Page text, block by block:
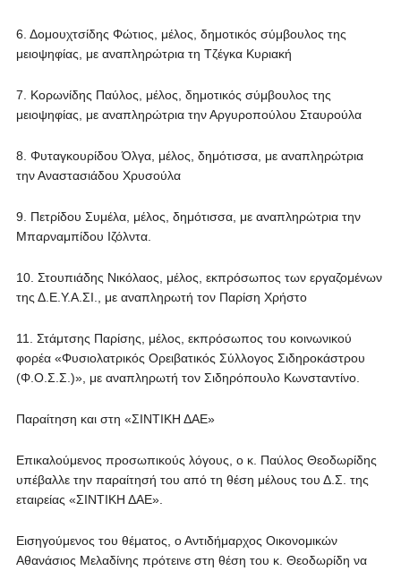
6. Δομουχτσίδης Φώτιος, μέλος, δημοτικός σύμβουλος της
μειοψηφίας, με αναπληρώτρια τη Τζέγκα Κυριακή
7. Κορωνίδης Παύλος, μέλος, δημοτικός σύμβουλος της
μειοψηφίας, με αναπληρώτρια την Αργυροπούλου Σταυρούλα
8. Φυταγκουρίδου Όλγα, μέλος, δημότισσα, με αναπληρώτρια
την Αναστασιάδου Χρυσούλα
9. Πετρίδου Συμέλα, μέλος, δημότισσα, με αναπληρώτρια την
Μπαρναμπίδου Ιζόλντα.
10. Στουπιάδης Νικόλαος, μέλος, εκπρόσωπος των εργαζομένων
της Δ.Ε.Υ.Α.ΣΙ., με αναπληρωτή τον Παρίση Χρήστο
11. Στάμτσης Παρίσης, μέλος, εκπρόσωπος του κοινωνικού
φορέα «Φυσιολατρικός Ορειβατικός Σύλλογος Σιδηροκάστρου
(Φ.Ο.Σ.Σ.)», με αναπληρωτή τον Σιδηρόπουλο Κωνσταντίνο.
Παραίτηση και στη «ΣΙΝΤΙΚΗ ΔΑΕ»
Επικαλούμενος προσωπικούς λόγους, ο κ. Παύλος Θεοδωρίδης
υπέβαλλε την παραίτησή του από τη θέση μέλους του Δ.Σ. της
εταιρείας «ΣΙΝΤΙΚΗ ΔΑΕ».
Εισηγούμενος του θέματος, ο Αντιδήμαρχος Οικονομικών
Αθανάσιος Μελαδίνης πρότεινε στη θέση του κ. Θεοδωρίδη να